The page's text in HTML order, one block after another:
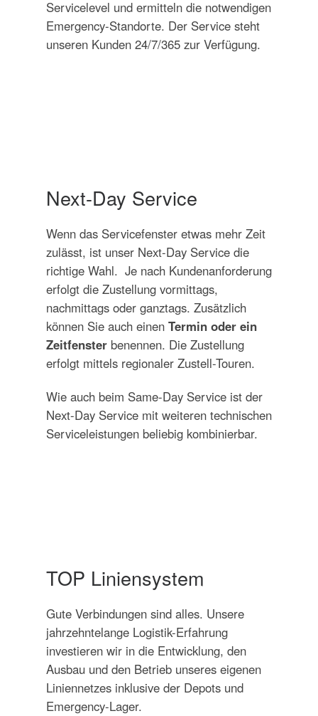
Servicelevel und ermitteln die notwendigen
Emergency-Standorte. Der Service steht
unseren Kunden 24/7/365 zur Verfügung.
Next-Day Service
Wenn das Servicefenster etwas mehr Zeit
zulässt, ist unser Next-Day Service die
richtige Wahl. Je nach Kundenanforderung
erfolgt die Zustellung vormittags,
nachmittags oder ganztags. Zusätzlich
können Sie auch einen Termin oder ein
Zeitfenster benennen. Die Zustellung
erfolgt mittels regionaler Zustell-Touren.
Wie auch beim Same-Day Service ist der
Next-Day Service mit weiteren technischen
Serviceleistungen beliebig kombinierbar.
TOP Liniensystem
Gute Verbindungen sind alles. Unsere
jahrzehntelange Logistik-Erfahrung
investieren wir in die Entwicklung, den
Ausbau und den Betrieb unseres eigenen
Liniennetzes inklusive der Depots und
Emergency-Lager.